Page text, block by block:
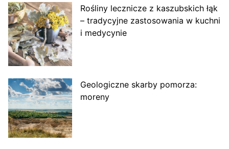
Rośliny lecznicze z kaszubskich łąk
– tradycyjne zastosowania w kuchni
i medycynie
Geologiczne skarby pomorza:
moreny